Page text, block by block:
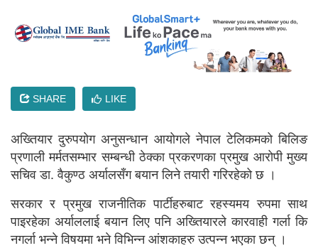
SHARE LIKE
अख्तियार दुरुपयोग अनुसन्धान आयोगले नेपाल टेलिकमको बिलिङ
प्रणाली मर्मतसम्भार सम्बन्धी ठेक्का प्रकरणका प्रमुख आरोपी मुख्य
सचिव डा. वैकुण्ठ अर्यालसँग बयान लिने तयारी गरिरहेको छ ।
सरकार र प्रमुख राजनीतिक पार्टीहरुबाट रहस्यमय रुपमा साथ
पाइरहेका अर्याललाई बयान लिए पनि अख्तियारले कारवाही गर्ला कि
नगर्ला भन्ने विषयमा भने विभिन्न आंशकाहरु उत्पन्न भएका छन् ।